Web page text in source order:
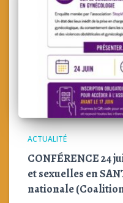
ACTUALITÉ
CONFÉRENCE 24
et sexuelles en
nationale